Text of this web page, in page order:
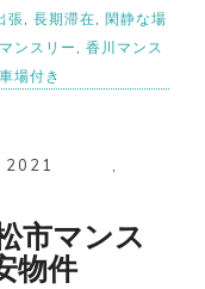
張 長期滞在 閑静な場
ンスリー
香川マンス
場付き
2021
市マンス
物件